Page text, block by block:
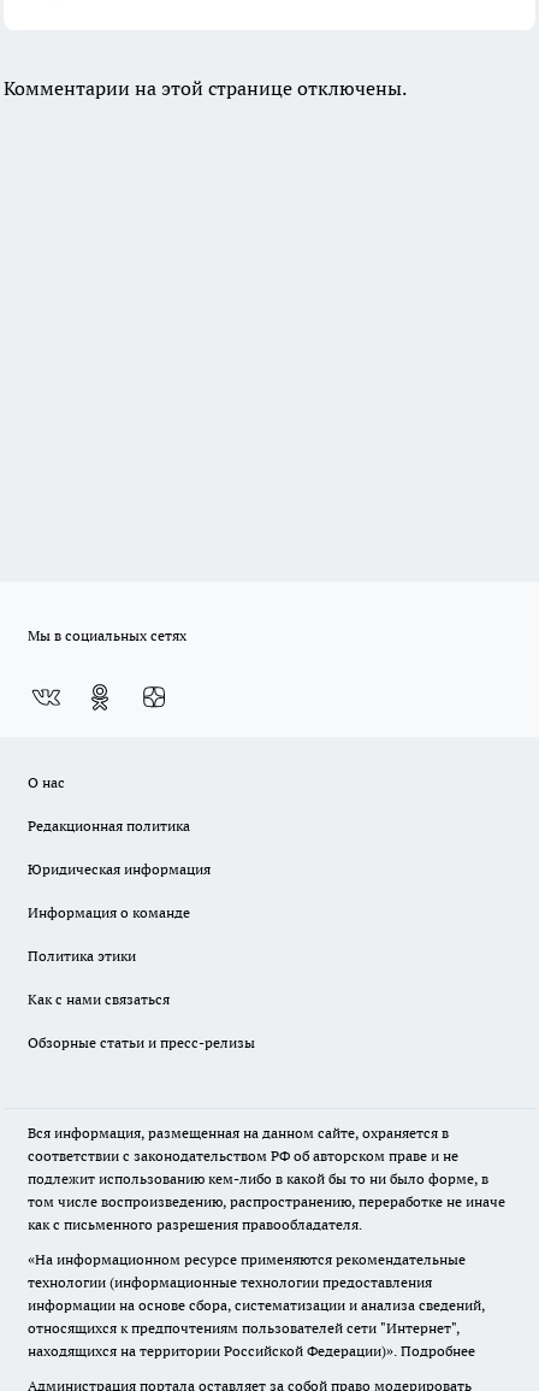
Комментарии на этой странице отключены.
Мы в социальных сетях
О нас
Редакционная политика
Юридическая информация
Информация о команде
Политика этики
Как с нами связаться
Обзорные статьи и пресс-релизы
Вся информация, размещенная на данном сайте, охраняется в
соответствии с законодательством РФ об авторском праве и не
подлежит использованию кем-либо в какой бы то ни было форме, в
том числе воспроизведению, распространению, переработке не иначе
как с письменного разрешения правообладателя.
«На информационном ресурсе применяются рекомендательные
технологии (информационные технологии предоставления
информации на основе сбора, систематизации и анализа сведений,
относящихся к предпочтениям пользователей сети "Интернет",
находящихся на территории Российской Федерации)». Подробнее
Администрация портала оставляет за собой право модерировать